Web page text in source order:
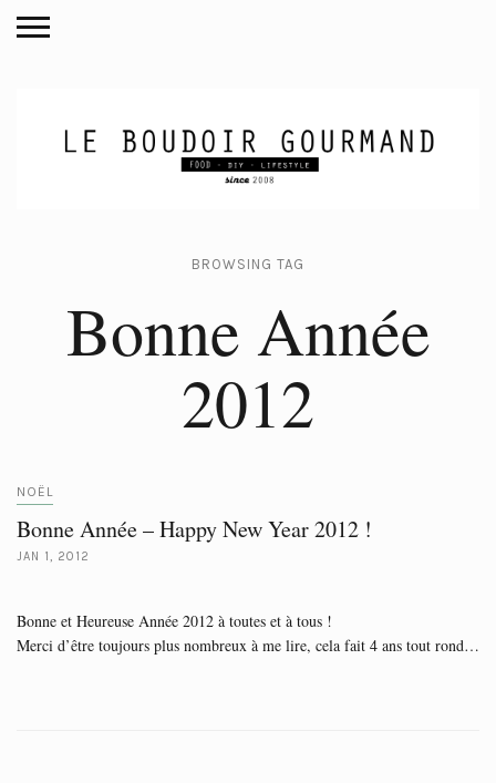
BROWSING TAG
Bonne Année
2012
NOËL
Bonne Année – Happy New Year 2012 !
JAN 1, 2012
Bonne et Heureuse Année 2012 à toutes et à tous !
Merci d’être toujours plus nombreux à me lire, cela fait 4 ans tout rond…